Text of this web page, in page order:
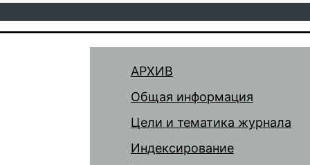
АРХИВ
Общая информация
Цели и тематика журнала
Индексирование